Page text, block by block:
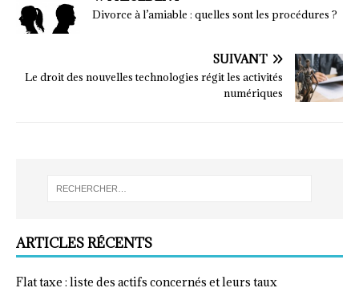
Divorce à l’amiable : quelles sont les procédures ?
SUIVANT
Le droit des nouvelles technologies régit les activités
numériques
ARTICLES RÉCENTS
Flat taxe : liste des actifs concernés et leurs taux